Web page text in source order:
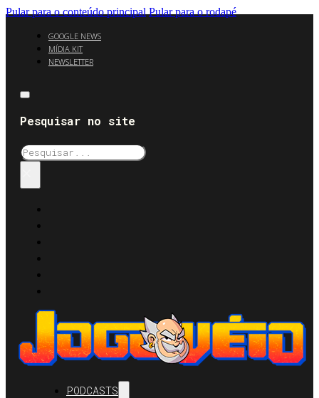
Pular para o conteúdo principal Pular para o rodapé
GOOGLE NEWS
MÍDIA KIT
NEWSLETTER
Pesquisar no site
Pesquisar
PODCASTS